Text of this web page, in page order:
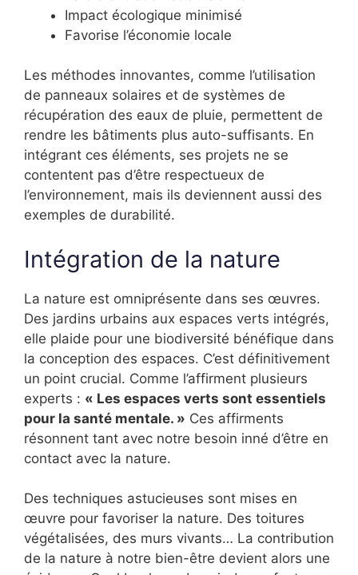
Impact écologique minimisé
Favorise l’économie locale
Les méthodes innovantes, comme l’utilisation
de panneaux solaires et de systèmes de
récupération des eaux de pluie, permettent de
rendre les bâtiments plus auto-suffisants. En
intégrant ces éléments, ses projets ne se
contentent pas d’être respectueux de
l’environnement, mais ils deviennent aussi des
exemples de durabilité.
Intégration de la nature
La nature est omniprésente dans ses œuvres.
Des jardins urbains aux espaces verts intégrés,
elle plaide pour une biodiversité bénéfique dans
la conception des espaces. C’est définitivement
un point crucial. Comme l’affirment plusieurs
experts : « Les espaces verts sont essentiels
pour la santé mentale. » Ces affirments
résonnent tant avec notre besoin inné d’être en
contact avec la nature.
Des techniques astucieuses sont mises en
œuvre pour favoriser la nature. Des toitures
végétalisées, des murs vivants… La contribution
de la nature à notre bien-être devient alors une